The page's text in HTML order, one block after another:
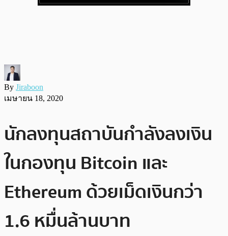
By Jiraboon
เมษายน 18, 2020
นักลงทุนสถาบันกำลังลงเงิน
ในกองทุน Bitcoin และ
Ethereum ด้วยเม็ดเงินกว่า
1.6 หมื่นล้านบาท